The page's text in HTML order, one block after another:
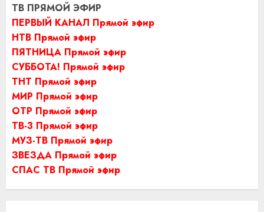
ТВ ПРЯМОЙ ЭФИР
ПЕРВЫЙ КАНАЛ Прямой эфир
НТВ Прямой эфир
ПЯТНИЦА Прямой эфир
СУББОТА! Прямой эфир
ТНТ Прямой эфир
МИР Прямой эфир
ОТР Прямой эфир
ТВ-3 Прямой эфир
МУЗ-ТВ Прямой эфир
ЗВЕЗДА Прямой эфир
СПАС ТВ Прямой эфир